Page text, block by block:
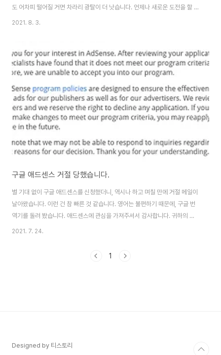
도 어차피 떨어질 거면 차라리 광탈이 더 낫습니다. 언제나 새로운 도전을 할 때
는 기대감을 낮추고, 거절에 익숙해지는 것이 멘탈 관리에 도움이 되는 것 같습
됩니다. 검수 중 : 검수가 진행중인 상태 보류 : 검수 기준에 부합되지 못해 보류
된 상태 정상 : 검수가 통과되어 광고 게재가 불가능한 상태 반려 : 검수 기준에
부합하지 못해 광고 게재가 불가능한 상태 게재 제한 : 미디어에 결격 사유가 발
견되어..
2021. 8. 3.
구글 애드센스 거절 당했습니다.
별 기대 없이 구글 애드센스를 신청했더니, 역시나 하고 며칠 만에 거절 메일이
날아왔습니다. 이런 건 참 빠른 것 같습니다. 영어는 불편하기 때문에, 구글 번
역기를 돌려 봤습니다. 애드센스에 관심을 가져주셔서 감사합니다. 귀하의 신
청서를 검토한 결과, 저희 전문가가 신청서가 저희 프로그램 기준을 충족하지
2021. 7. 24.
1
Designed by 티스토리